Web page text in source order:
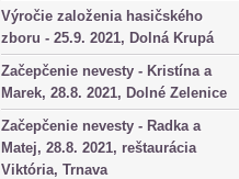
Výročie založenia hasičského
zboru - 25.9. 2021, Dolná Krupá
Začepčenie nevesty - Kristína a
Marek, 28.8. 2021, Dolné Zelenice
Začepčenie nevesty - Radka a
Matej, 28.8. 2021, reštaurácia
Viktória, Trnava